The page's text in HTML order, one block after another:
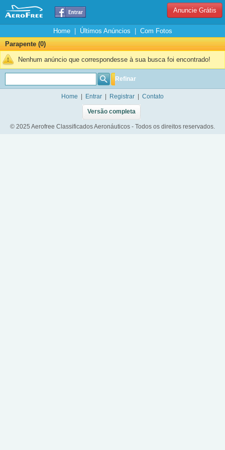
Anuncie Grátis
Home| Últimos Anúncios
Com Fotos
Parapente (0)
Nenhum anúncio que correspondesse à sua busca foi encontrado!
Refinar
Home Entrar Registrar Contato
Versão completa
© 2025 Aerofree Classificados Aeronáuticos - Todos os direitos reservados.